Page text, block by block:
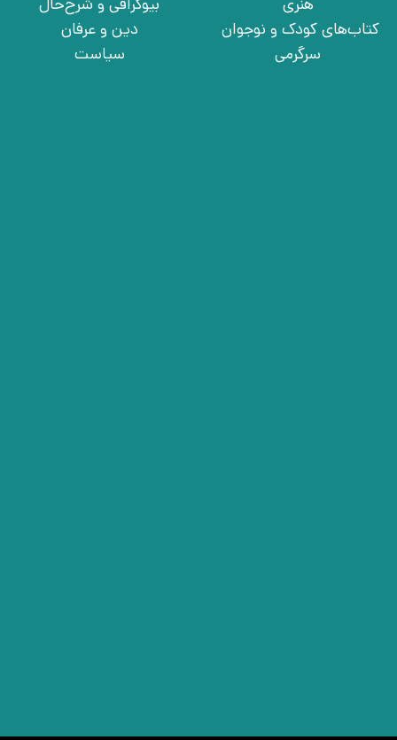
کتاب‌های کودک و نوجوان
سرگرمی
دین و عرفان
سیاست